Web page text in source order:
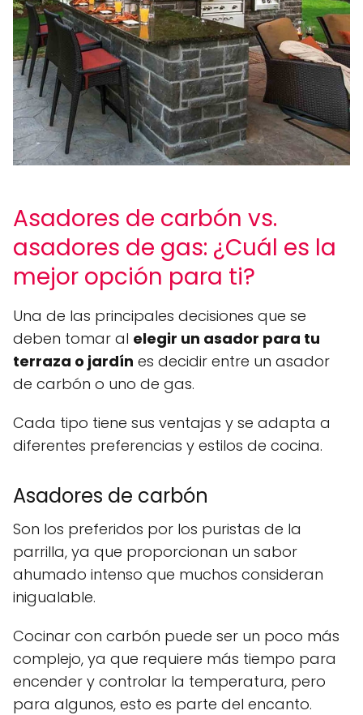
Asadores de carbón vs.
asadores de gas: ¿Cuál es la
mejor opción para ti?
Una de las principales decisiones que se
deben tomar al elegir un asador para tu
terraza o jardín es decidir entre un asador
de carbón o uno de gas.
Cada tipo tiene sus ventajas y se adapta a
diferentes preferencias y estilos de cocina.
Asadores de carbón
Son los preferidos por los puristas de la
parrilla, ya que proporcionan un sabor
ahumado intenso que muchos consideran
inigualable.
Cocinar con carbón puede ser un poco más
complejo, ya que requiere más tiempo para
encender y controlar la temperatura, pero
para algunos, esto es parte del encanto.